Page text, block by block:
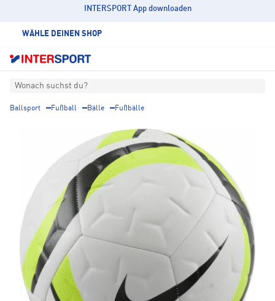
INTERSPORT App downloaden
WÄHLE DEINEN SHOP
Wonach suchst du?
Ballsport Fußball Bälle Fußbälle